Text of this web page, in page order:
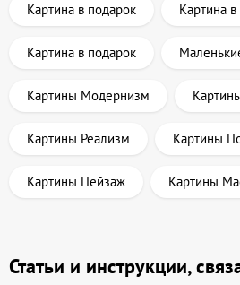
Картина в подарок Картина
Картина в подарок
Картины Модернизм
Картины Реализм Картины
Картины Пейзаж Картины
Статьи и инструкции,